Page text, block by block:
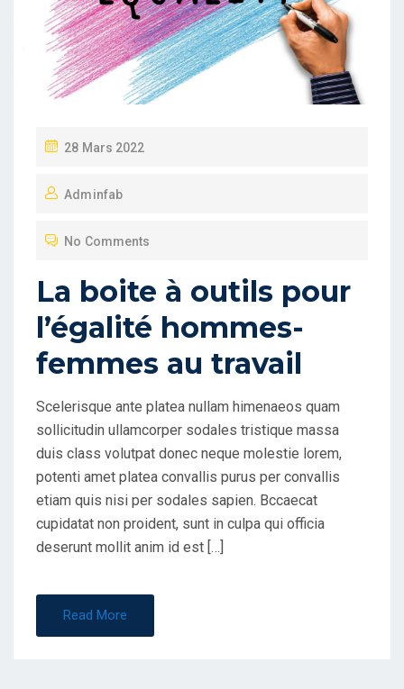
P
S
E
O
N
28 Mars 2022
Adminfab
No Comments
La boite à outils pour
l’égalité hommes-
femmes au travail
Scelerisque ante platea nullam himenaeos quam
sollicitudin ullamcorper sodales tristique massa
duis class volutpat donec neque molestie lorem,
potenti amet platea convallis purus per convallis
etiam quis nisi per sodales sapien. Bccaecat
cupidatat non proident, sunt in culpa qui officia
deserunt mollit anim id est […]
Read More